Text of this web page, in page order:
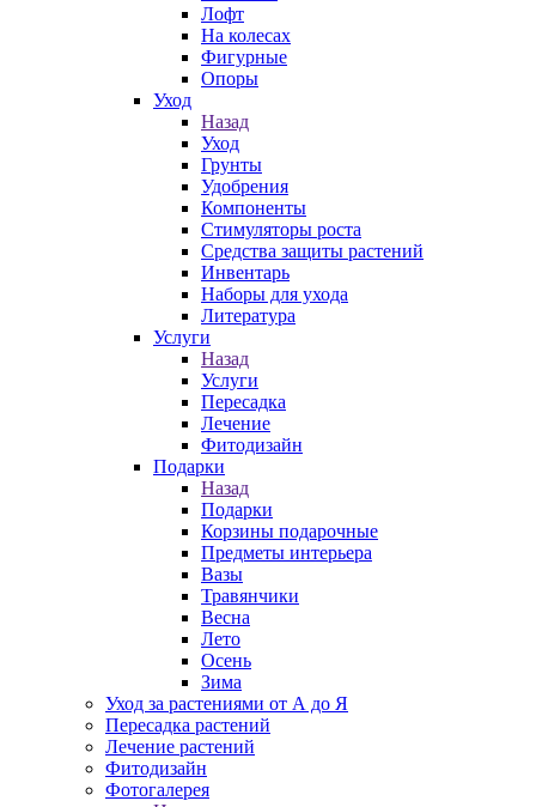
Лофт
На колесах
Фигурные
Опоры
Уход
Назад
Уход
Грунты
Удобрения
Компоненты
Стимуляторы роста
Средства защиты растений
Инвентарь
Наборы для ухода
Литература
Услуги
Назад
Услуги
Пересадка
Лечение
Фитодизайн
Подарки
Назад
Подарки
Корзины подарочные
Предметы интерьера
Вазы
Травянчики
Весна
Лето
Осень
Зима
Уход за растениями от А до Я
Пересадка растений
Лечение растений
Фитодизайн
Фотогалерея